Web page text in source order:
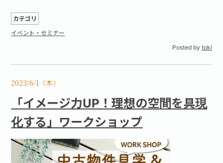
カテゴリ
イベント・セミナー
Posted by toki
2023/6/1（木）
「イメージ力UP！理想の空間を具現
化する」ワークショップ